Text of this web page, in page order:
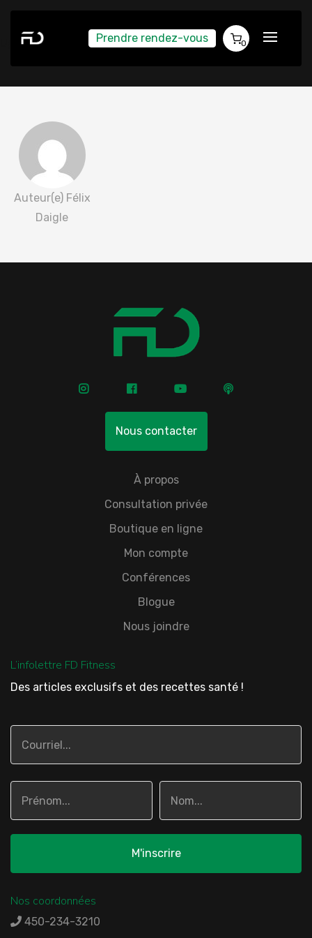
Prendre rendez-vous 0
Ugo Péloquin 2022-05-09
Auteur(e) Félix
Daigle
Nous contacter
À propos
Consultation privée
Boutique en ligne
Mon compte
Conférences
Blogue
Nous joindre
L’infolettre FD Fitness
Des articles exclusifs et des recettes santé !
Nos coordonnées
450-234-3210